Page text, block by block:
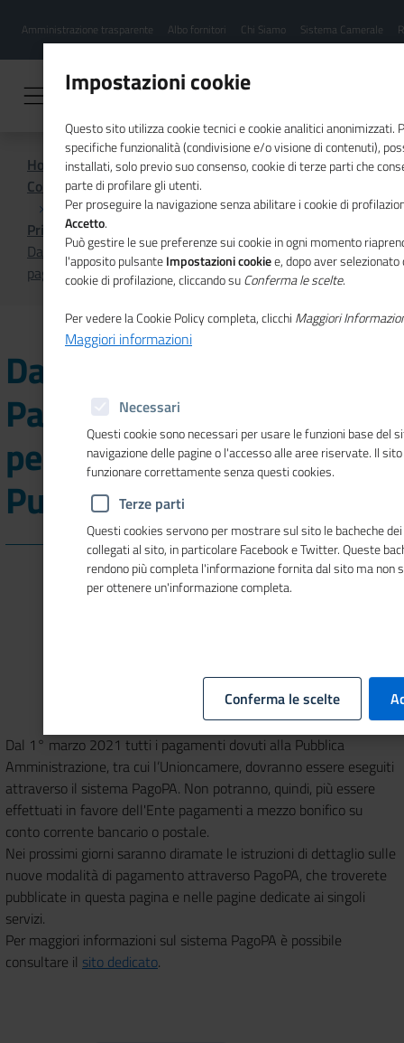
contenuto
Menu
hamburgher
Amministrazione trasparente Albo fornitori Chi Siamo Sistema Camerale
Home
Comunicazione istituzionale per il sistema camerale
Primo Piano
Dal 1° marzo obbligatorio PagoPA, il nuovo sistema per i
pagamenti alla Pubblica Amministrazione
Dal 1° marzo obbligatorio
PagoPA, il nuovo sistema
per i pagamenti alla
Pubblica Amministrazione
Dal 1° marzo 2021 tutti i pagamenti dovuti alla Pubblica
Amministrazione, tra cui l’Unioncamere, dovranno essere eseguiti
attraverso il sistema PagoPA. Non potranno, quindi, più essere
effettuati in favore dell'Ente pagamenti a mezzo bonifico su
conto corrente bancario o postale.
Nei prossimi giorni saranno diramate le istruzioni di dettaglio sulle
nuove modalità di pagamento attraverso PagoPA, che troverete
pubblicate in questa pagina e nelle pagine dedicate ai singoli
servizi.
Per maggiori informazioni sul sistema PagoPA è possibile
consultare il sito dedicato.
Impostazioni cookie
Questo sito utilizza cookie tecnici e cookie analitici anonimizzati.
specifiche funzionalità (condivisione e/o visione di contenuti),
installati, solo previo suo consenso, cookie di terze parti che
parte di profilare gli utenti.
Per proseguire la navigazione senza abilitare i cookie di
Accetto.
Può gestire le sue preferenze sui cookie in ogni momento
l'apposito pulsanteImpostazioni cookiee, dopo aver
cookie di profilazione, cliccando suConferma le scelte.
Per vedere la Cookie Policy completa, clicchi Maggiori
Maggiori informazioni
Necessari
Questi cookie sono necessari per usare le funzioni base del
navigazione delle pagine o l'accesso alle aree riservate. Il
funzionare correttamente senza questi cookies.
Terze parti
Questi cookies servono per mostrare sul sito le bacheche
collegati al sito, in particolare Facebook e Twitter. Queste
rendono più completa l'informazione fornita dal sito ma non
per ottenere un'informazione completa.
Conferma le scelte